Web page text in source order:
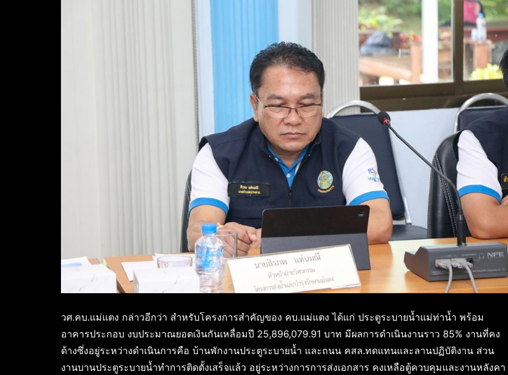
วศ.คบ.แม่แตง กล่าวอีกว่า สำหรับโครงการสำคัญของ คบ.แม่แตง ได้แก่ ประตูระบายน้ำแม่ท่าน้ำ พร้อม
อาคารประกอบ งบประมาณยอดเงินกันเหลื่อมปี 25,896,079.91 บาท มีผลการดำเนินงานราว 85% งานที่คง
ด้างซึ่งอยู่ระหว่างดำเนินการคือ บ้านพักงานประตูระบายน้ำ และถนน คสล.ทดแทนและลานปฏิบัติงาน ส่วน
งานบานประตูระบายน้ำทำการติดตั้งเสร็จแล้ว อยู่ระหว่างการการส่งเอกสาร คงเหลือตู้ควบคุมและงานหลังคา